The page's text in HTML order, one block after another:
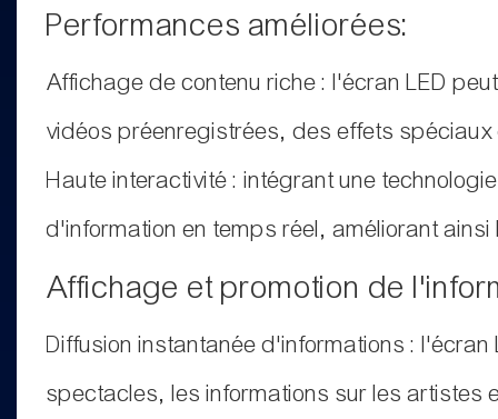
Performances améliorées:
Affichage de contenu riche : l'écran LED
vidéos préenregistrées, des effets
Haute interactivité : intégrant une
d'information en temps réel, améliorant
Affichage et promotion de
Diffusion instantanée d'informations :
spectacles, les informations sur les artistes